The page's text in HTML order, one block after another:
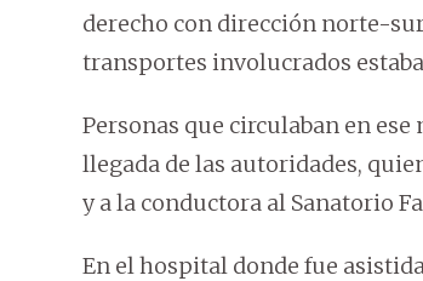
derecho con dirección norte-
transportes involucrados
Personas que circulaban en
llegada de las autoridades,
y a la conductora al Sanatorio
En el hospital donde fue